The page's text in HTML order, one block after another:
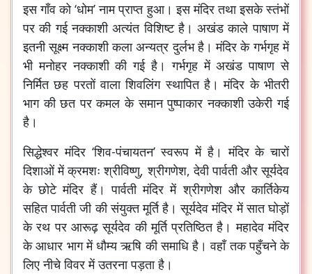
इस गाँव को ‘धोम’ नाम प्राप्त हुआ। इस मंदिर तथा इसके स्तंभों
पर की गई नक्काशी अत्यंत विशिष्ट है। अखंड काले पाषाण में
इतनी सूक्ष्म नक्काशी कला अन्यत्र दुर्लभ है। मंदिर के गर्भगृह में
भी मनोहर नक्काशी की गई है। गर्भगृह में अखंड पाषाण से
निर्मित छह परतों वाला शिवलिंग स्थापित है। मंदिर के भीतरी
भाग की छत पर कमल के समान पुष्पाकार नक्काशी उकेरी गई
है।
सिद्धेश्वर मंदिर ‘शिव-पंचायतन’ स्वरूप में है। मंदिर के चारों
दिशाओं में क्रमशः श्रीविष्णु, श्रीगणेश, देवी पार्वती और सूर्यदेव
के छोटे मंदिर हैं। पार्वती मंदिर में श्रीगणेश और कार्तिकेय
सहित पार्वती जी की संयुक्त मूर्ति है। सूर्यदेव मंदिर में सात घोड़ों
के रथ पर आरूढ़ सूर्यदेव की मूर्ति प्रतिष्ठित है। महादेव मंदिर
के आधार भाग में धौम्य ऋषि की समाधि है। वहाँ तक पहुँचने के
लिए नीचे विवर में उतरना पड़ता है।